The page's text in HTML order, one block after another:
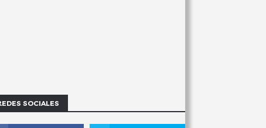
SOCIALES